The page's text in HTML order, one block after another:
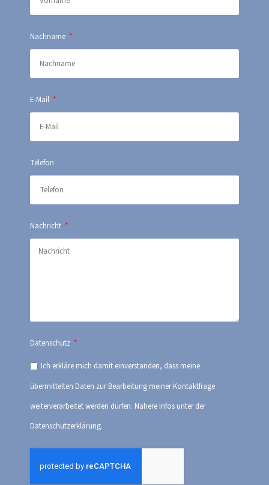
Nachname
E-Mail
Telefon
Nachricht
Datenschutz
Ich erkläre mich damit einverstanden, dass meine
übermittelten Daten zur Bearbeitung meiner Kontaktfrage
weiterverarbeitet werden dürfen. Nähere Infos unter der
Datenschutzerklärung.